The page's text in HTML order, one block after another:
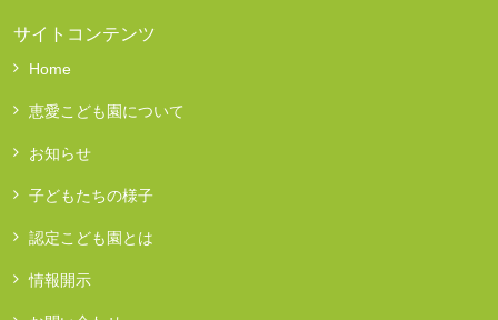
サイトコンテンツ
Home
恵愛こども園について
お知らせ
子どもたちの様子
認定こども園とは
情報開示